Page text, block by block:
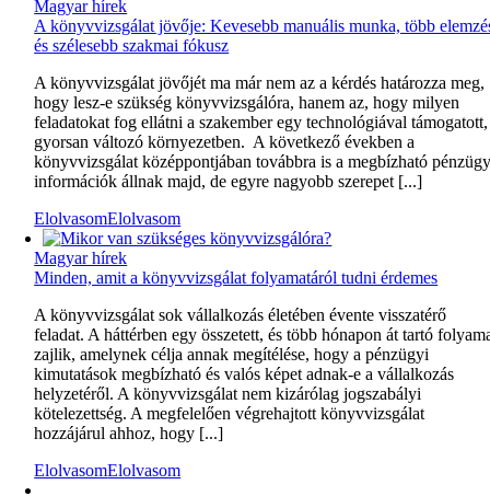
Magyar hírek
A könyvvizsgálat jövője: Kevesebb manuális munka, több
és szélesebb szakmai fókusz
A könyvvizsgálat jövőjét ma már nem az a kérdés határozza meg,
hogy lesz-e szükség könyvvizsgálóra, hanem az, hogy milyen
feladatokat fog ellátni a szakember egy technológiával támogatott,
gyorsan változó környezetben. A következő években a
könyvvizsgálat középpontjában továbbra is a megbízható
információk állnak majd, de egyre nagyobb szerepet [...]
ElolvasomElolvasom
Magyar hírek
Minden, amit a könyvvizsgálat folyamatáról tudni érdemes
A könyvvizsgálat sok vállalkozás életében évente visszatérő
feladat. A háttérben egy összetett, és több hónapon át tartó
zajlik, amelynek célja annak megítélése, hogy a pénzügyi
kimutatások megbízható és valós képet adnak-e a vállalkozás
helyzetéről. A könyvvizsgálat nem kizárólag jogszabályi
kötelezettség. A megfelelően végrehajtott könyvvizsgálat
hozzájárul ahhoz, hogy [...]
ElolvasomElolvasom